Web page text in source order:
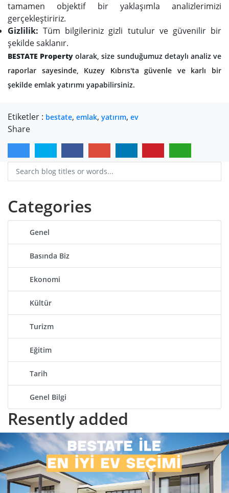
tamamen objektif bir yaklaşımla analizlerimizi
gerçekleştiririz.
Gizlilik: Tüm bilgileriniz gizli tutulur ve güvenilir bir
şekilde saklanır.
BESTATE Property olarak, size sunduğumuz detaylı analiz ve
raporlar sayesinde, Kuzey Kıbrıs'ta güvenle ve karlı bir
şekilde emlak yatırımı yapabilirsiniz.
Etiketler : bestate, emlak, yatırım, ev
Share
Categories
Genel
Basında Biz
Ekonomi
Kültür
Turizm
Eğitim
Tarih
Genel Bilgi
Resently added